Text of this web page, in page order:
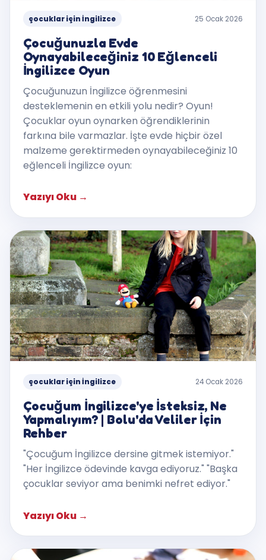
çocuklar için İngilizce 25 Ocak 2026
Çocuğunuzla Evde
Oynayabileceğiniz 10 Eğlenceli
İngilizce Oyun
Çocuğunuzun İngilizce öğrenmesini
desteklemenin en etkili yolu nedir? Oyun!
Çocuklar oyun oynarken öğrendiklerinin
farkına bile varmazlar. İşte evde hiçbir özel
malzeme gerektirmeden oynayabileceğiniz 10
eğlenceli İngilizce oyun:
Yazıyı Oku →
çocuklar için İngilizce 24 Ocak 2026
Çocuğum İngilizce'ye İsteksiz, Ne
Yapmalıyım? | Bolu'da Veliler İçin
Rehber
"Çocuğum İngilizce dersine gitmek istemiyor."
"Her İngilizce ödevinde kavga ediyoruz." "Başka
çocuklar seviyor ama benimki nefret ediyor."
Yazıyı Oku →